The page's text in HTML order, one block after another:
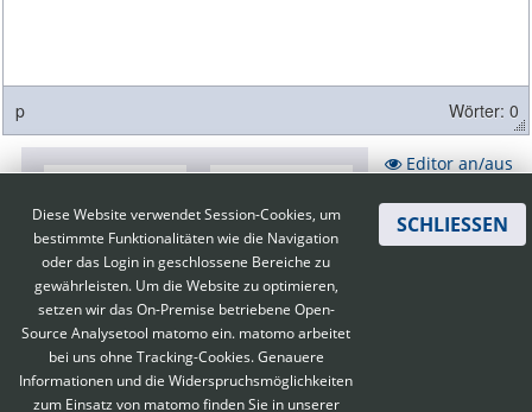
p Wörter: 0
Editor an/aus
Diese Website verwendet Session-Cookies, um
bestimmte Funktionalitäten wie die Navigation
oder das Login in geschlossene Bereiche zu
gewährleisten. Um die Website zu optimieren,
setzen wir das On-Premise betriebene Open-
Source Analysetool matomo ein. matomo arbeitet
bei uns ohne Tracking-Cookies. Genauere
Informationen und die Widerspruchsmöglichkeiten
zum Einsatz von matomo finden Sie in unserer
SCHLIESSEN